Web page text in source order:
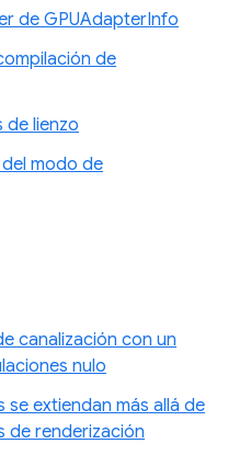
de GPUAdapterInfo
de
de lienzo
modo de
canalización con un
nulo
extiendan más allá de
de renderización